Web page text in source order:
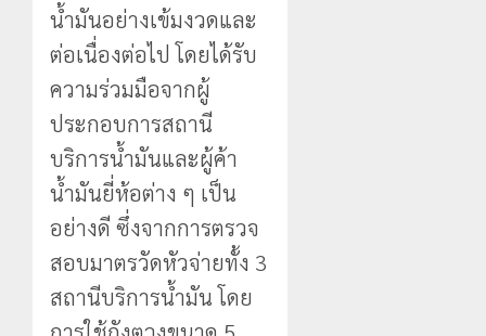
น้ำมันอย่างเข้มงวดและ
ต่อเนื่องต่อไป โดยได้รับ
ความร่วมมือจากผู้
ประกอบการสถานี
บริการน้ำมันและผู้ค้า
น้ำมันยี่ห้อต่าง ๆ เป็น
อย่างดี ซึ่งจากการตรวจ
สอบมาตรวัดหัวจ่ายทั้ง 3
สถานีบริการน้ำมัน โดย